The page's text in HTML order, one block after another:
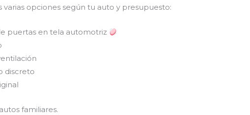
varias opciones según tu auto y presupuesto:
puertas en tela automotriz
discreto
familiares.